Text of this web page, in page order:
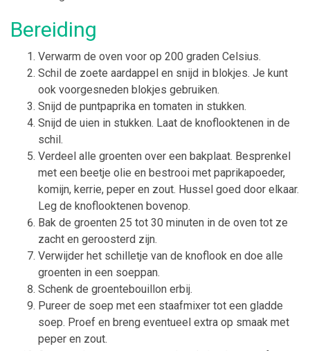
Bereiding
Verwarm de oven voor op 200 graden Celsius.
Schil de zoete aardappel en snijd in blokjes. Je kunt
ook voorgesneden blokjes gebruiken.
Snijd de puntpaprika en tomaten in stukken.
Snijd de uien in stukken. Laat de knoflooktenen in de
schil.
Verdeel alle groenten over een bakplaat. Besprenkel
met een beetje olie en bestrooi met paprikapoeder,
komijn, kerrie, peper en zout. Hussel goed door elkaar.
Leg de knoflooktenen bovenop.
Bak de groenten 25 tot 30 minuten in de oven tot ze
zacht en geroosterd zijn.
Verwijder het schilletje van de knoflook en doe alle
groenten in een soeppan.
Schenk de groentebouillon erbij.
Pureer de soep met een staafmixer tot een gladde
soep. Proef en breng eventueel extra op smaak met
peper en zout.